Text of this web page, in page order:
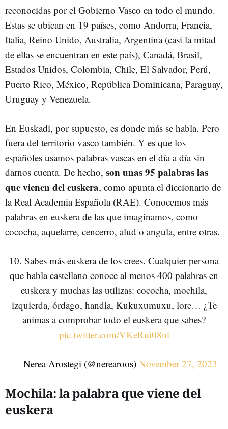
reconocidas por el Gobierno Vasco en todo el mundo.
Estas se ubican en 19 países, como Andorra, Francia,
Italia, Reino Unido, Australia, Argentina (casi la mitad
de ellas se encuentran en este país), Canadá, Brasil,
Estados Unidos, Colombia, Chile, El Salvador, Perú,
Puerto Rico, México, República Dominicana, Paraguay,
Uruguay y Venezuela.
En Euskadi, por supuesto, es donde más se habla. Pero
fuera del territorio vasco también. Y es que los
españoles usamos palabras vascas en el día a día sin
darnos cuenta. De hecho, son unas 95 palabras las
que vienen del euskera, como apunta el diccionario de
la Real Academia Española (RAE). Conocemos más
palabras en euskera de las que imaginamos, como
cococha, aquelarre, cencerro, alud o angula, entre otras.
10. Sabes más euskera de los crees. Cualquier persona
que habla castellano conoce al menos 400 palabras en
euskera y muchas las utilizas: cococha, mochila,
izquierda, órdago, handia, Kukuxumuxu, lore… ¿Te
animas a comprobar todo el euskera que sabes?
pic.twitter.com/VKeRui08ni
— Nerea Arostegi (@nerearoos) November 27, 2023
Mochila: la palabra que viene del
euskera